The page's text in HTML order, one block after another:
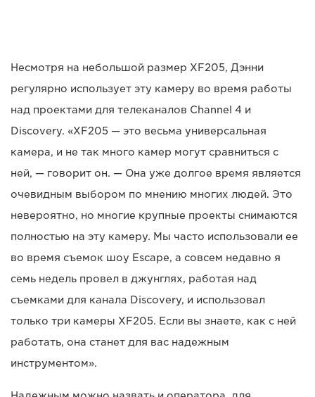
Несмотря на небольшой размер XF205, Дэнни
регулярно использует эту камеру во время работы
над проектами для телеканалов Channel 4 и
Discovery. «XF205 — это весьма универсальная
камера, и не так много камер могут сравниться с
ней, — говорит он. — Она уже долгое время является
очевидным выбором по мнению многих людей. Это
невероятно, но многие крупные проекты снимаются
полностью на эту камеру. Мы часто использовали ее
во время съемок шоу Escape, а совсем недавно я
семь недель провел в джунглях, работая над
съемками для канала Discovery, и использовал
только три камеры XF205. Если вы знаете, как с ней
работать, она станет для вас надежным
инструментом».